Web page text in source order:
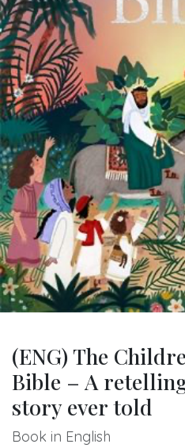
(ENG) The
Bible – A
story ever told
Book in English